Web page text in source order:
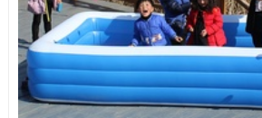
cụp lại. Sau đó, dùng tay thu gọn
tiếng "cạch" là hoàn thành.
Lưu ý nhỏ:Sau khi đi mưa về, bạn nên mở
mát cho khô ráo hoàn toàn trước khi
Nano chống UV và vải dù bền bỉ theo thời